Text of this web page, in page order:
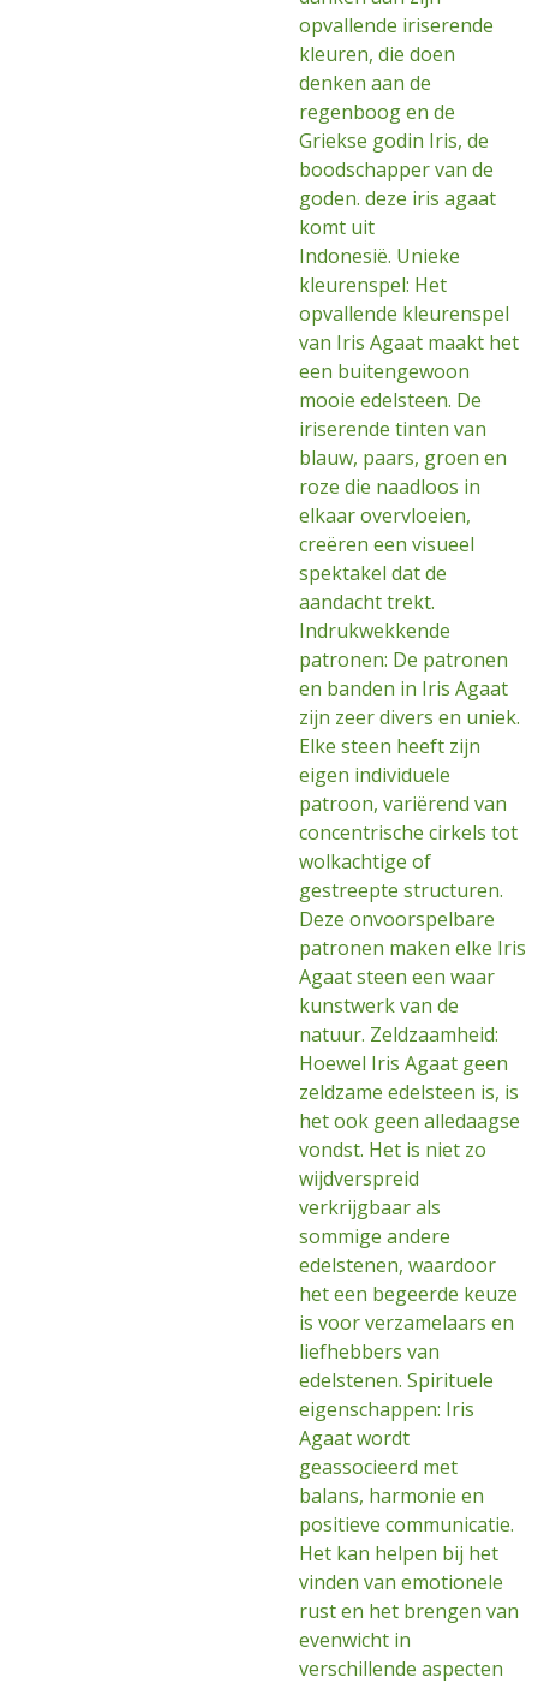
opvallende iriserende
kleuren, die doen
denken aan de
regenboog en de
Griekse godin Iris, de
boodschapper van de
goden. deze iris agaat
komt uit
Indonesië. Unieke
kleurenspel: Het
opvallende kleurenspel
van Iris Agaat maakt het
een buitengewoon
mooie edelsteen. De
iriserende tinten van
blauw, paars, groen en
roze die naadloos in
elkaar overvloeien,
creëren een visueel
spektakel dat de
aandacht trekt.
Indrukwekkende
patronen: De patronen
en banden in Iris Agaat
zijn zeer divers en uniek.
Elke steen heeft zijn
eigen individuele
patroon, variërend van
concentrische cirkels tot
wolkachtige of
gestreepte structuren.
Deze onvoorspelbare
patronen maken elke Iris
Agaat steen een waar
kunstwerk van de
natuur. Zeldzaamheid:
Hoewel Iris Agaat geen
zeldzame edelsteen is, is
het ook geen alledaagse
vondst. Het is niet zo
wijdverspreid
verkrijgbaar als
sommige andere
edelstenen, waardoor
het een begeerde keuze
is voor verzamelaars en
liefhebbers van
edelstenen. Spirituele
eigenschappen: Iris
Agaat wordt
geassocieerd met
balans, harmonie en
positieve communicatie.
Het kan helpen bij het
vinden van emotionele
rust en het brengen van
evenwicht in
verschillende aspecten